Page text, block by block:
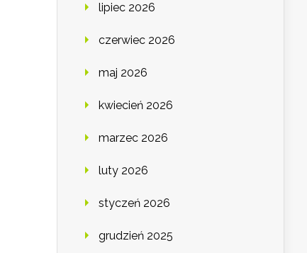
lipiec 2026
czerwiec 2026
maj 2026
kwiecień 2026
marzec 2026
luty 2026
styczeń 2026
grudzień 2025